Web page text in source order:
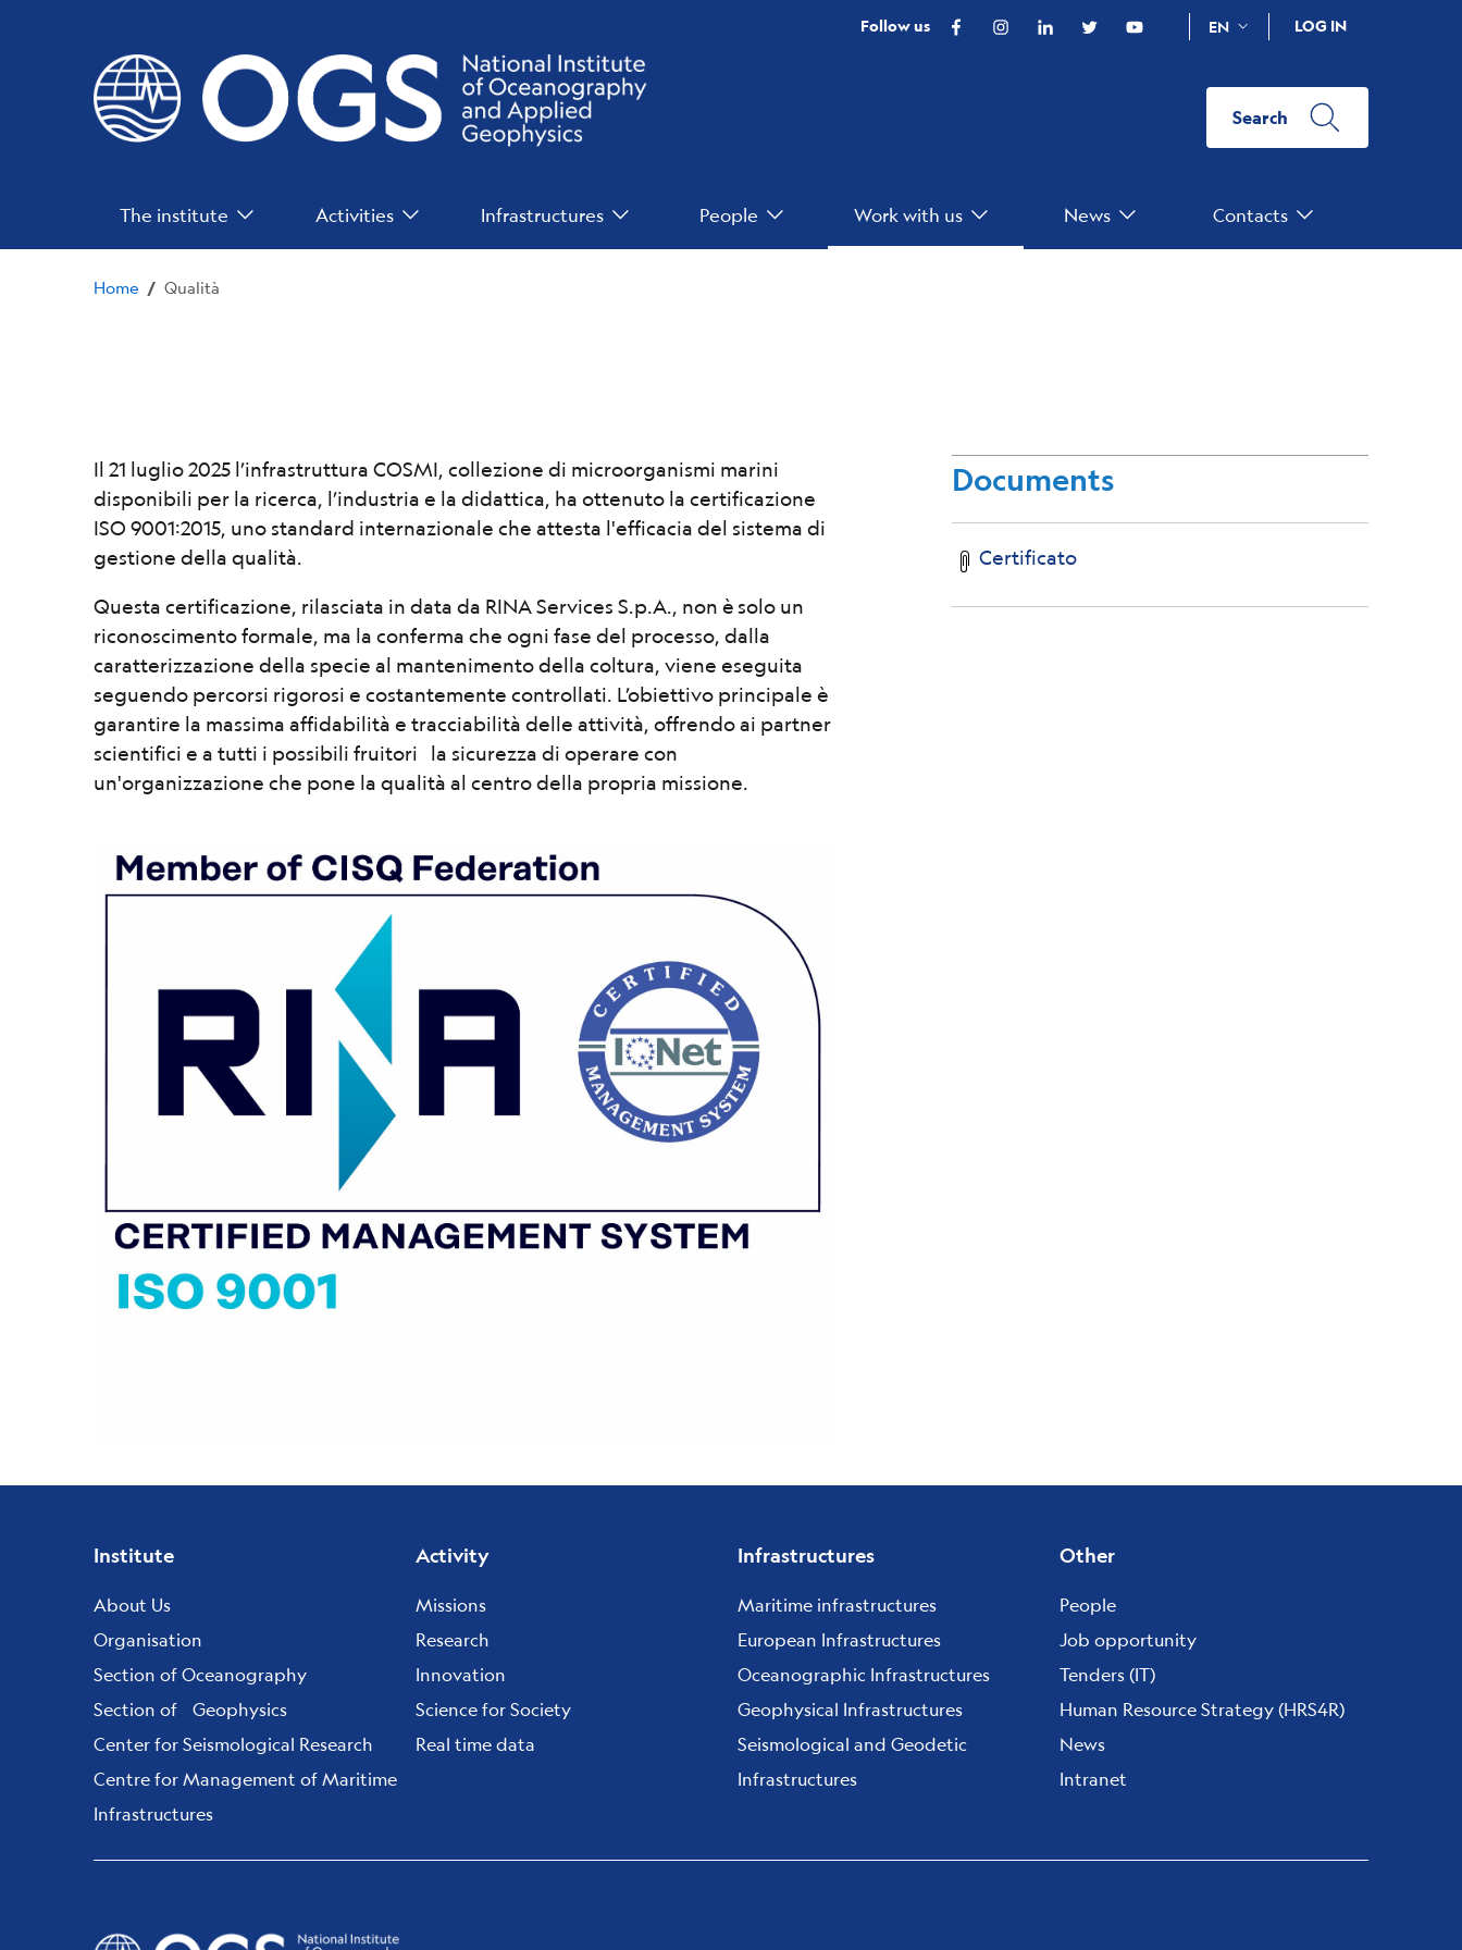
Follow us FacebookInstagramLinkedinTwitter EN LOG IN
Search
Main
Menu
The institute Activities Infrastructures People Work with us News Contacts
Home / Qualità
Il 21 luglio 2025 l’infrastruttura COSMI, collezione di microorganismi marini
disponibili per la ricerca, l’industria e la didattica, ha ottenuto la certificazione
ISO 9001:2015, uno standard internazionale che attesta l'efficacia del sistema di
gestione della qualità.
Questa certificazione, rilasciata in data da RINA Services S.p.A., non è solo un
riconoscimento formale, ma la conferma che ogni fase del processo, dalla
caratterizzazione della specie al mantenimento della coltura, viene eseguita
seguendo percorsi rigorosi e costantemente controllati. L’obiettivo principale è
garantire la massima affidabilità e tracciabilità delle attività, offrendo ai partner
scientifici e a tutti i possibili fruitori la sicurezza di operare con
un'organizzazione che pone la qualità al centro della propria missione.
Documents
Certificato
Footer
menu
Institute
About Us
Organisation
Section of Oceanography
Section of Geophysics
Center for Seismological Research
Centre for Management of Maritime
Infrastructures
Activity
Missions
Research
Innovation
Science for Society
Real time data
Infrastructures
Maritime infrastructures
European Infrastructures
Oceanographic Infrastructures
Geophysical Infrastructures
Seismological and Geodetic
Infrastructures
Other
People
Job opportunity
Tenders (IT)
Human Resource Strategy (HRS4R)
News
Intranet